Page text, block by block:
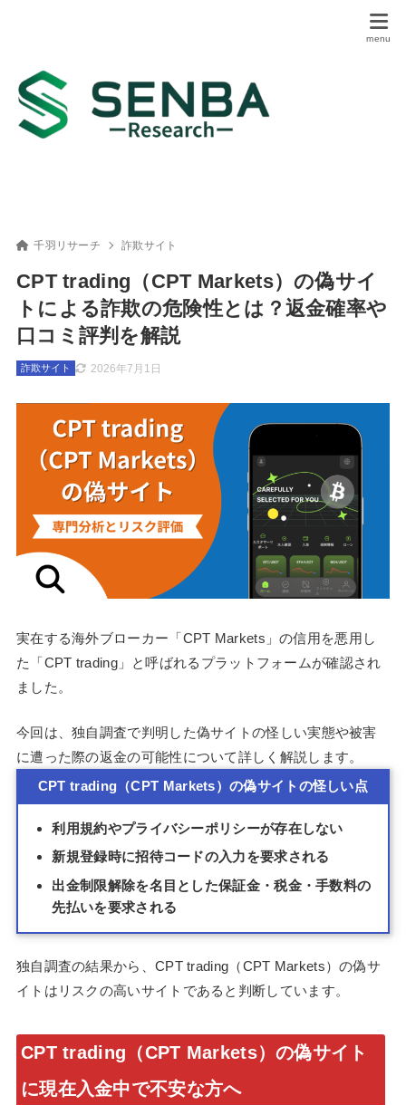
千羽リサーチ 詐欺サイト
CPT trading（CPT Markets）の偽サイ
トによる詐欺の危険性とは？返金確率や
口コミ評判を解説
2026年7月1日
詐欺サイト
実在する海外ブローカー「CPT Markets」の信用を悪用し
た「CPT trading」と呼ばれるプラットフォームが確認され
ました。
今回は、独自調査で判明した偽サイトの怪しい実態や被害
に遭った際の返金の可能性について詳しく解説します。
CPT trading（CPT Markets）の偽サイトの怪しい点
利用規約やプライバシーポリシーが存在しない
新規登録時に招待コードの入力を要求される
出金制限解除を名目とした保証金・税金・手数料の
先払いを要求される
独自調査の結果から、CPT trading（CPT Markets）の偽サ
イトはリスクの高いサイトであると判断しています。
CPT trading（CPT Markets）の偽サイト
に現在入金中で不安な方へ